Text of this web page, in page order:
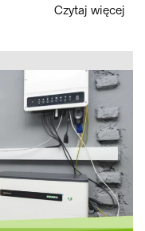
Czytaj więcej